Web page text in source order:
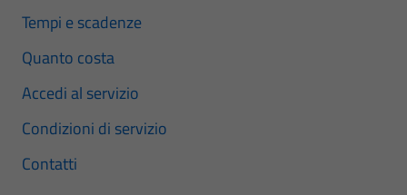
Tempi e scadenze
Quanto costa
Accedi al servizio
Condizioni di servizio
Contatti